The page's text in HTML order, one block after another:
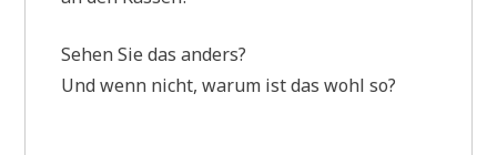
Sehen Sie das anders?
Und wenn nicht, war­um ist das wohl so?